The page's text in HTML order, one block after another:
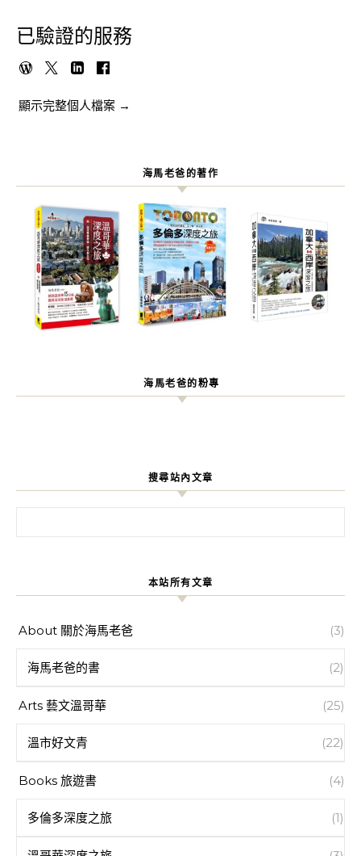
已驗證的服務
顯示完整個人檔案 →
海馬老爸的著作
海馬老爸的粉專
搜尋站內文章
本站所有文章
About 關於海馬老爸 (3)
海馬老爸的書 (2)
Arts 藝文溫哥華 (25)
溫市好文青 (22)
Books 旅遊書 (4)
多倫多深度之旅 (1)